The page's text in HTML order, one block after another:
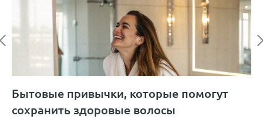
Бытовые привычки, которые помогут
сохранить здоровые волосы